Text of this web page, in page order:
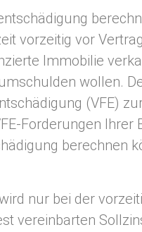
vorzeitig vor
Immobilie
wollen.
(VFE)
Forderungen
berechnen
wird nur bei der
vereinbarten